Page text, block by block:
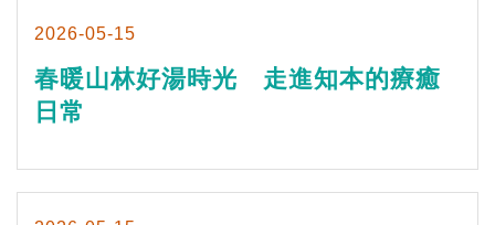
2026-05-15
春暖山林好湯時光 走進知本的療癒
日常